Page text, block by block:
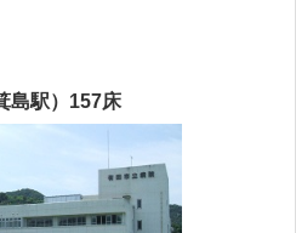
島駅）157床